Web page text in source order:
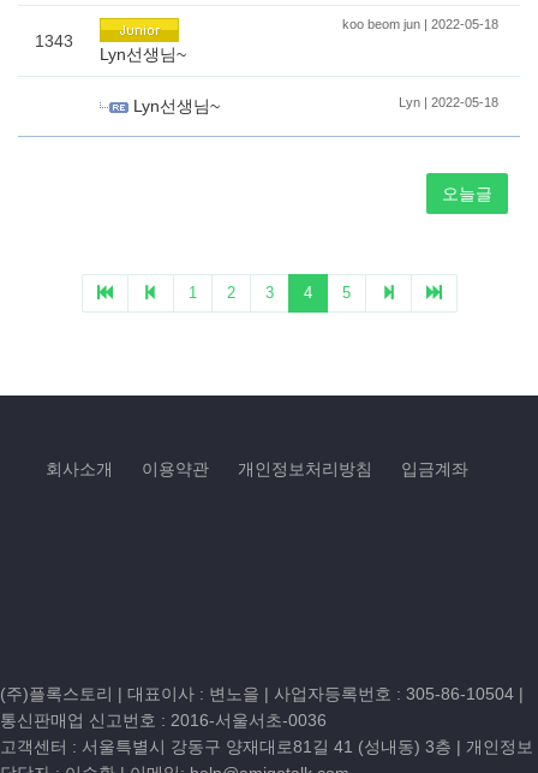
회사소개 이용약관 개인정보처리방침 입금계좌
(주)플록스토리 | 대표이사 : 변노을 | 사업자등록번호 : 305-86-10504 |
통신판매업 신고번호 : 2016-서울서초-0036
고객센터 : 서울특별시 강동구 양재대로81길 41 (성내동) 3층 | 개인정보